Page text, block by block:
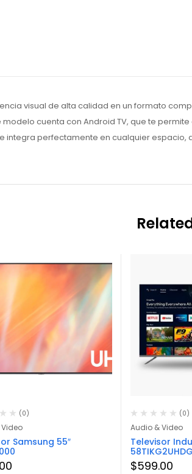
visual de alta calidad en un formato
modelo cuenta con Android TV, que te
integra perfectamente en cualquier
(0)
Samsung 55″
(0)
Audio & Video
Televisor
$599.00